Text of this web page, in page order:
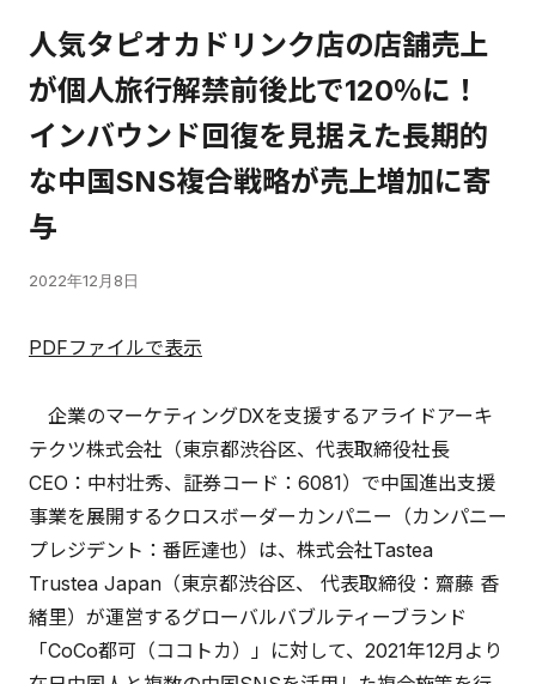
人気タピオカドリンク店の店舗売上
が個人旅行解禁前後比で120％に！
インバウンド回復を見据えた長期的
な中国SNS複合戦略が売上増加に寄
与
2022年12月8日
PDFファイルで表示
企業のマーケティングDXを支援するアライドアーキ
テクツ株式会社（東京都渋谷区、代表取締役社長
CEO：中村壮秀、証券コード：6081）で中国進出支援
事業を展開するクロスボーダーカンパニー（カンパニー
プレジデント：番匠達也）は、株式会社Tastea
Trustea Japan（東京都渋谷区、 代表取締役：齋藤 香
緒里）が運営するグローバルバブルティーブランド
「CoCo都可（ココトカ）」に対して、2021年12月より